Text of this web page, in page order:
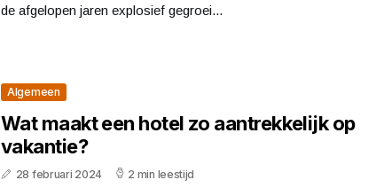
de afgelopen jaren explosief gegroei...
Algemeen
Wat maakt een hotel zo aantrekkelijk op
vakantie?
28 februari 2024 2 min leestijd